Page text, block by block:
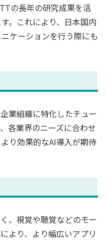
の長年の研究成果を活
。これにより、日本国内
ケーションを行う際にも
業組織に特化したチュー
各業界のニーズに合わせ
り効果的なAI導入が期待
、視覚や聴覚などのモー
より、より幅広いアプリ